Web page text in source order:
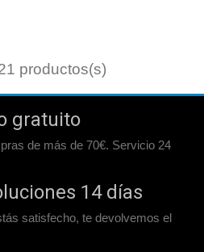
productos(s)
gratuito
de más de 70€. Servicio 24
14 días
satisfecho, te devolvemos el